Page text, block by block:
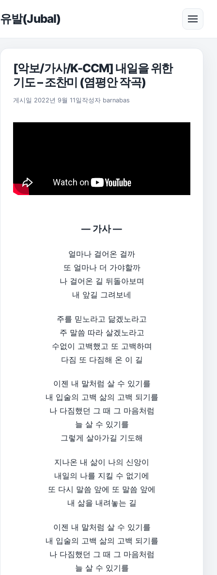
유발(Jubal) 메뉴
[악보/가사/K-CCM] 내일을 위한
기도 – 조찬미 (염평안 작곡)
게시일 2022년 9월 11일 2025년 11월 18일
작성자 barnabas
— 가사 —
얼마나 걸어온 걸까
또 얼마나 더 가야할까
나 걸어온 길 뒤돌아보며
내 앞길 그려보네
주를 믿노라고 닮겠노라고
주 말씀 따라 살겠노라고
수없이 고백했고 또 고백하며
다짐 또 다짐해 온 이 길
이젠 내 말처럼 살 수 있기를
내 입술의 고백 삶의 고백 되기를
나 다짐했던 그 때 그 마음처럼
늘 살 수 있기를
그렇게 살아가길 기도해
지나온 내 삶이 나의 신앙이
내일의 나를 지킬 수 없기에
또 다시 말씀 앞에 또 말씀 앞에
내 삶을 내려놓는 길
이젠 내 말처럼 살 수 있기를
내 입술의 고백 삶의 고백 되기를
나 다짐했던 그 때 그 마음처럼
늘 살 수 있기를